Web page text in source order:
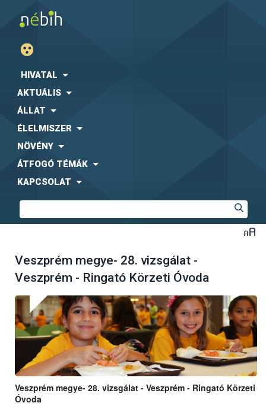
HIVATAL
AKTUÁLIS
ÁLLAT
ÉLELMISZER
NÖVÉNY
ÁTFOGÓ TÉMÁK
KAPCSOLAT
Veszprém megye- 28. vizsgálat -
Veszprém - Ringató Körzeti Óvoda
Veszprém megye- 28. vizsgálat - Veszprém - Ringató Körzeti
Óvoda